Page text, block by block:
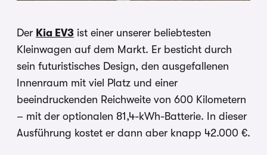
Der Kia EV3 ist einer unserer beliebtesten
Kleinwagen auf dem Markt. Er besticht durch
sein futuristisches Design, den ausgefallenen
Innenraum mit viel Platz und einer
beeindruckenden Reichweite von 600 Kilometern
– mit der optionalen 81,4-kWh-Batterie. In dieser
Ausführung kostet er dann aber knapp 42.000 €.